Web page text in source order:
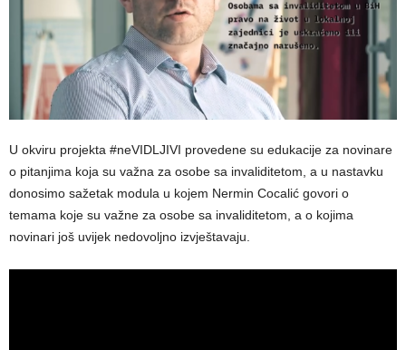
U okviru projekta #neVIDLJIVI provedene su edukacije za novinare
o pitanjima koja su važna za osobe sa invaliditetom, a u nastavku
donosimo sažetak modula u kojem Nermin Cocalić govori o
temama koje su važne za osobe sa invaliditetom, a o kojima
novinari još uvijek nedovoljno izvještavaju.